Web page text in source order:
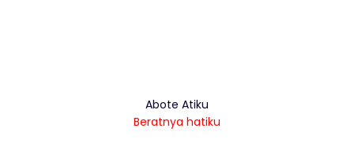
Abote Atiku
Beratnya hatiku